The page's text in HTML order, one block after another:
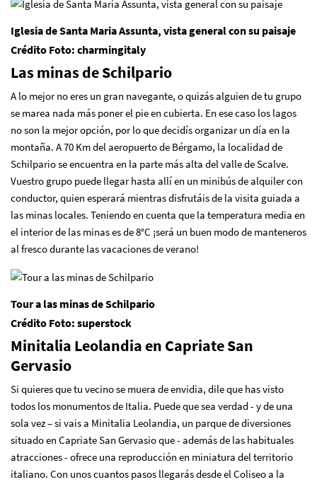
Iglesia de Santa Maria Assunta, vista general con su paisaje
Crédito Foto: charmingitaly
Las minas de Schilpario
A lo mejor no eres un gran navegante, o quizás alguien de tu grupo
se marea nada más poner el pie en cubierta. En ese caso los lagos
no son la mejor opción, por lo que decidís organizar un día en la
montaña. A 70 Km del aeropuerto de Bérgamo, la localidad de
Schilpario se encuentra en la parte más alta del valle de Scalve.
Vuestro grupo puede llegar hasta allí en un minibús de alquiler con
conductor, quien esperará mientras disfrutáis de la visita guiada a
las minas locales. Teniendo en cuenta que la temperatura media en
el interior de las minas es de 8°C ¡será un buen modo de manteneros
al fresco durante las vacaciones de verano!
Tour a las minas de Schilpario
Crédito Foto: superstock
Minitalia Leolandia en Capriate San
Gervasio
Si quieres que tu vecino se muera de envidia, dile que has visto
todos los monumentos de Italia. Puede que sea verdad - y de una
sola vez – si vais a Minitalia Leolandia, un parque de diversiones
situado en Capriate San Gervasio que - además de las habituales
atracciones - ofrece una reproducción en miniatura del territorio
italiano. Con unos cuantos pasos llegarás desde el Coliseo a la